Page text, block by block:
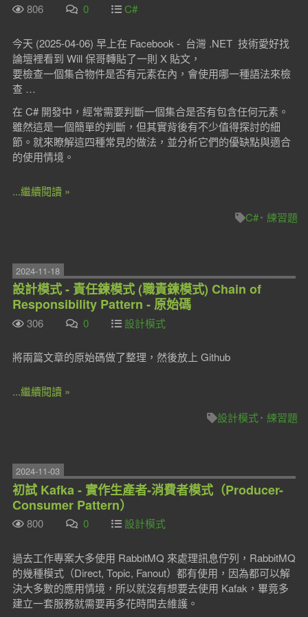
806 0 C#
今天 (2025-04-06) 早上在 Facebook - 台灣 .NET 技術愛好找
論壇裡看到 Will 保哥轉貼了一則 X 貼文，
要檢查一個集合物件是否有元素在內，會使用哪一種語法來檢
查 …
在 C# 開發中，經常需要判斷一個集合是否有包含任何元素。
雖然這是一個簡單的判斷，但其實背後有不少值得探討的細
節。就來瞭解這四種常見的做法，並分析它們的優缺點與適合
的使用情境。
...繼續閱讀 »
C#
練習題
2024-11-18
設計模式 - 責任鍊模式 (職責鍊模式) Chain of
Responsibility Pattern - 原始碼
306 0 設計模式
將兩篇文章的原始碼做了整理，然後放上 Github
...繼續閱讀 »
設計模式
練習題
2024-11-03
初試 Kafka - 實作生產者-消費者模式（Producer-
Consumer Pattern）
800 0 設計模式
過去工作專案大多使用 RabbitMQ 來處理訊息佇列，RabbitMQ
的幾種模式（Direct, Topic, Fanout）都有使用，因為都可以解
決大多數的應用情境，所以就沒有想要去使用 Kafak，畢竟多
建立一套服務就需要再多花時間去維護。